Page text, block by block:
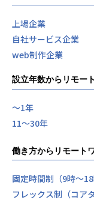
上場企業
自社サービス企業
web制作企業
設立年数からリモー
〜1年
11〜30年
働き方からリモート
固定時間制（9時～
フレックス制（コア